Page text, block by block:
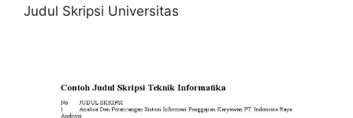
Judul Skripsi Universitas